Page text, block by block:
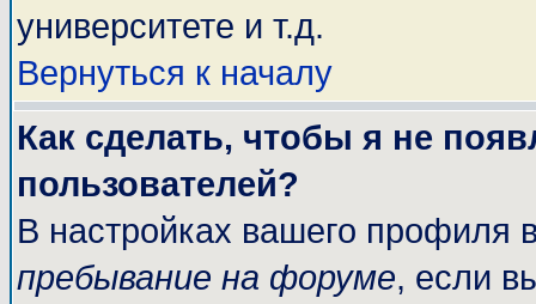
университете и т.д.
Вернуться к началу
Как сделать, чтобы я не
пользователей?
В настройках вашего профиля
пребывание на форуме, если